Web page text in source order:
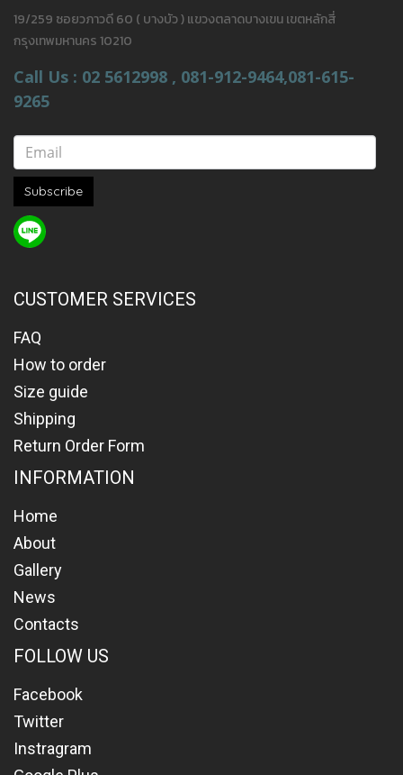
19/259 ซอยวภาวดี 60 ( บางบัว ) แขวงตลาดบางเขน เขตหลักสี่
กรุงเทพมหานคร 10210
Call Us : 02 5612998 , 081-912-9464,081-615-
9265
Subscribe
CUSTOMER SERVICES
FAQ
How to order
Size guide
Shipping
Return Order Form
INFORMATION
Home
About
Gallery
News
Contacts
FOLLOW US
Facebook
Twitter
Instragram